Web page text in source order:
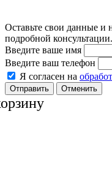
Оставьте свои данные и
подробной консультации.
Введите ваше имя
Введите ваш телефон
Я согласен на
Отменить